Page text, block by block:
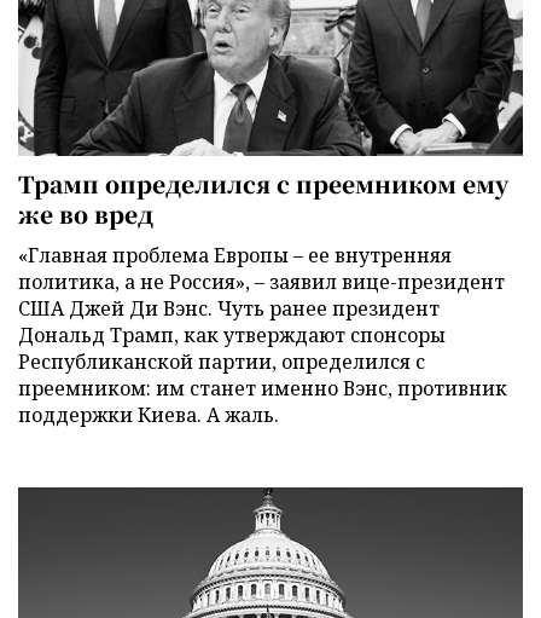
Трамп определился с преемником ему
же во вред
«Главная проблема Европы – ее внутренняя
политика, а не Россия», – заявил вице-президент
США Джей Ди Вэнс. Чуть ранее президент
Дональд Трамп, как утверждают спонсоры
Республиканской партии, определился с
преемником: им станет именно Вэнс, противник
поддержки Киева. А жаль.